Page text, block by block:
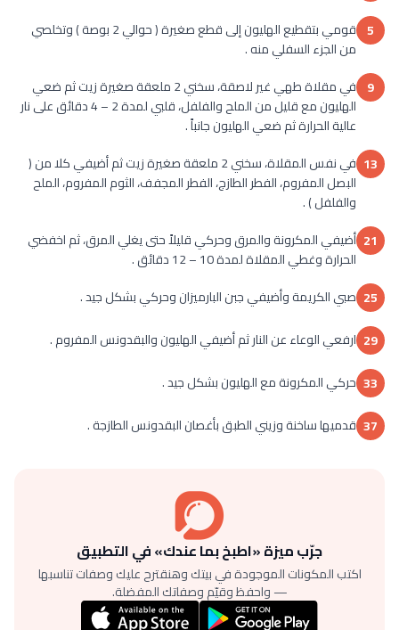
5
قومي بتقطيع الهليون إلى قطع صغيرة ( حوالي 2 بوصة ) وتخلصي
من الجزء السفلي منه .
9
في مقلاة طهي غير لاصقة، سخني 2 ملعقة صغيرة زيت ثم ضعي
الهليون مع قليل من الملح والفلفل، قلبي لمدة 2 – 4 دقائق على نار
عالية الحرارة ثم ضعي الهليون جانباً .
13
في نفس المقلاة، سخني 2 ملعقة صغيرة زيت ثم أضيفي كلا من (
البصل المفروم، الفطر الطازج، الفطر المجفف، الثوم المفروم، الملح
والفلفل ) .
21 أضيفي المكرونة والمرق وحركي قليلاً حتى يغلي المرق، ثم اخفضي
الحرارة وغطي المقلاة لمدة 10 – 12 دقائق .
25 صبي الكريمة وأضيفي جبن البارميزان وحركي بشكل جيد .
29 ارفعي الوعاء عن النار ثم أضيفي الهليون والبقدونس المفروم .
33 حركي المكرونة مع الهليون بشكل جيد .
37 قدميها ساخنة وزيني الطبق بأغصان البقدونس الطازجة .
جرّب ميزة «اطبخ بما عندك» في التطبيق
اكتب المكونات الموجودة في بيتك وهنقترح عليك وصفات تناسبها
— واحفظ وقيّم وصفاتك المفضلة.